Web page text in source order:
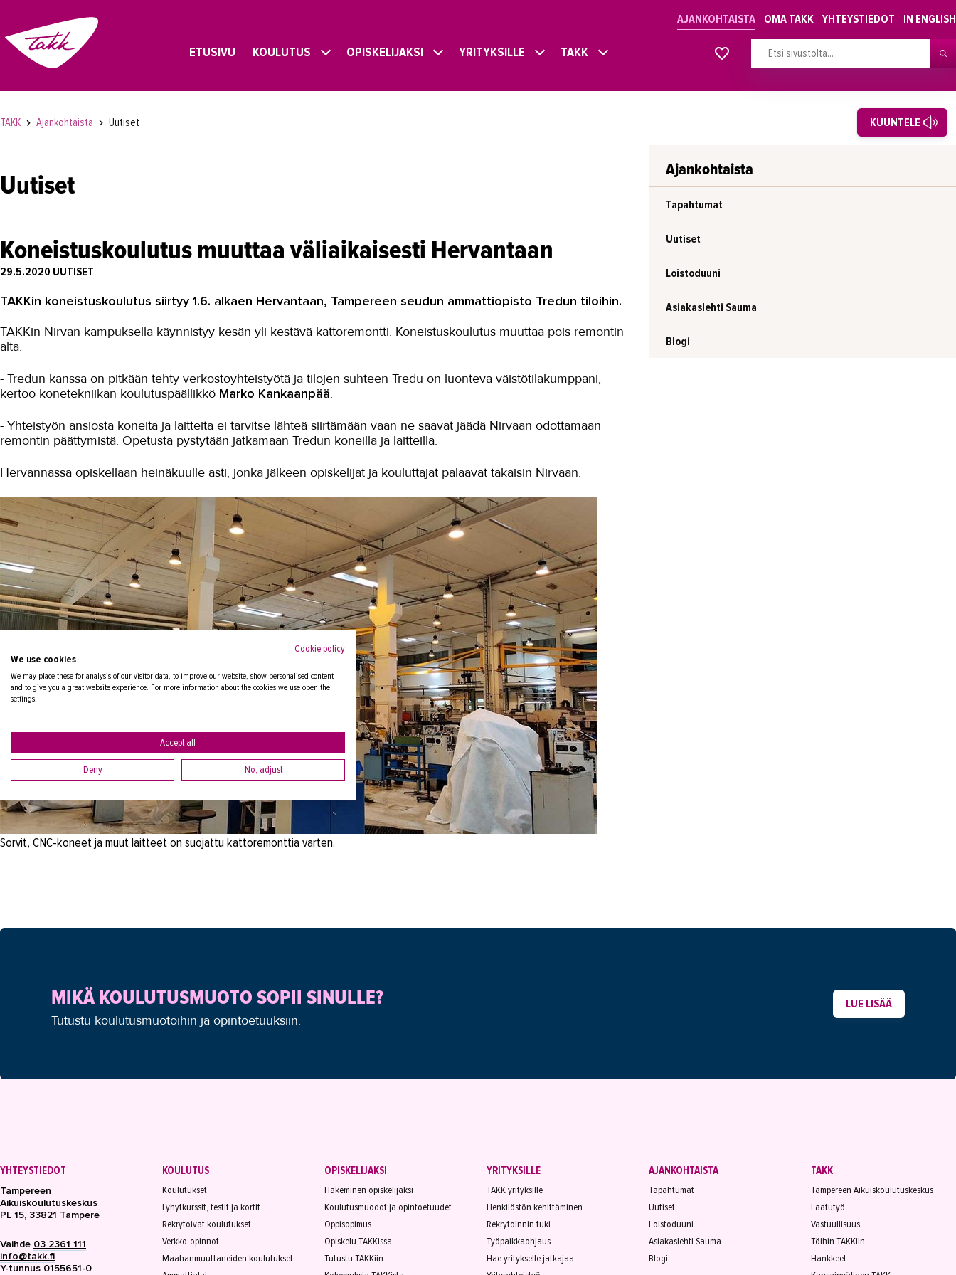
AJANKOHTAISTA OMA TAKK YHTEYSTIEDOT IN ENGLISH
ETUSIVU KOULUTUS OPISKELIJAKSI YRITYKSILLE TAKK
TAKK Ajankohtaista Uutiset KUUNTELE
Uutiset
Koneistuskoulutus muuttaa väliaikaisesti Hervantaan
29.5.2020 UUTISET
TAKKin koneistuskoulutus siirtyy 1.6. alkaen Hervantaan, Tampereen seudun ammattiopisto Tredun tiloihin.
TAKKin Nirvan kampuksella käynnistyy kesän yli kestävä kattoremontti. Koneistuskoulutus muuttaa pois remontin
alta.
- Tredun kanssa on pitkään tehty verkostoyhteistyötä ja tilojen suhteen Tredu on luonteva väistötilakumppani,
kertoo konetekniikan koulutuspäällikkö Marko Kankaanpää.
- Yhteistyön ansiosta koneita ja laitteita ei tarvitse lähteä siirtämään vaan ne saavat jäädä Nirvaan odottamaan
remontin päättymistä. Opetusta pystytään jatkamaan Tredun koneilla ja laitteilla.
Hervannassa opiskellaan heinäkuulle asti, jonka jälkeen opiskelijat ja kouluttajat palaavat takaisin Nirvaan.
Sorvit, CNC-koneet ja muut laitteet on suojattu kattoremonttia varten.
Ajankohtaista
Tapahtumat
Uutiset
Loistoduuni
Asiakaslehti Sauma
Blogi
MIKÄ KOULUTUSMUOTO SOPII SINULLE?
Tutustu koulutusmuotoihin ja opintoetuuksiin.
LUE LISÄÄ
YHTEYSTIEDOT
Tampereen
Aikuiskoulutuskeskus
PL 15, 33821 Tampere
Vaihde 03 2361 111
info@takk.fi
Y-tunnus 0155651-0
KOULUTUS
Koulutukset
Lyhytkurssit, testit ja kortit
Rekrytoivat koulutukset
Verkko-opinnot
Maahanmuuttaneiden koulutukset
OPISKELIJAKSI
Hakeminen opiskelijaksi
Koulutusmuodot ja opintoetuudet
Oppisopimus
Opiskelu TAKKissa
Tutustu TAKKiin
YRITYKSILLE
TAKK yrityksille
Henkilöstön kehittäminen
Rekrytoinnin tuki
Työpaikkaohjaus
Hae yritykselle jatkajaa
AJANKOHTAISTA
Tapahtumat
Uutiset
Loistoduuni
Asiakaslehti Sauma
Blogi
TAKK
Tampereen Aikuiskoulutuskeskus
Laatutyö
Vastuullisuus
Töihin TAKKiin
Hankkeet
Alkavat koulutukset osiosta
Cookie policy
We use cookies
We may place these for analysis of our visitor data, to improve our website, show personalised content
and to give you a great website experience. For more information about the cookies we use open the
settings.
Accept all
Deny No, adjust